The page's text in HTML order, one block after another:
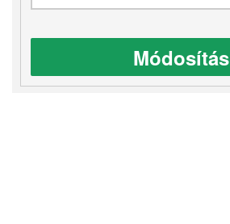
Módosítás